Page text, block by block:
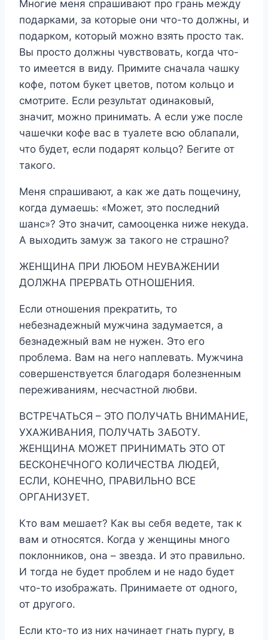
Многие меня спрашивают про грань между
подарками, за которые они что-то должны, и
подарком, который можно взять просто так.
Вы просто должны чувствовать, когда что-
то имеется в виду. Примите сначала чашку
кофе, потом букет цветов, потом кольцо и
смотрите. Если результат одинаковый,
значит, можно принимать. А если уже после
чашечки кофе вас в туалете всю облапали,
что будет, если подарят кольцо? Бегите от
такого.
Меня спрашивают, а как же дать пощечину,
когда думаешь: «Может, это последний
шанс»? Это значит, самооценка ниже некуда.
А выходить замуж за такого не страшно?
ЖЕНЩИНА ПРИ ЛЮБОМ НЕУВАЖЕНИИ
ДОЛЖНА ПРЕРВАТЬ ОТНОШЕНИЯ.
Если отношения прекратить, то
небезнадежный мужчина задумается, а
безнадежный вам не нужен. Это его
проблема. Вам на него наплевать. Мужчина
совершенствуется благодаря болезненным
переживаниям, несчастной любви.
ВСТРЕЧАТЬСЯ – ЭТО ПОЛУЧАТЬ ВНИМАНИЕ,
УХАЖИВАНИЯ, ПОЛУЧАТЬ ЗАБОТУ.
ЖЕНЩИНА МОЖЕТ ПРИНИМАТЬ ЭТО ОТ
БЕСКОНЕЧНОГО КОЛИЧЕСТВА ЛЮДЕЙ,
ЕСЛИ, КОНЕЧНО, ПРАВИЛЬНО ВСЕ
ОРГАНИЗУЕТ.
Кто вам мешает? Как вы себя ведете, так к
вам и относятся. Когда у женщины много
поклонников, она – звезда. И это правильно.
И тогда не будет проблем и не надо будет
что-то изображать. Принимаете от одного,
от другого.
Если кто-то из них начинает гнать пургу, в